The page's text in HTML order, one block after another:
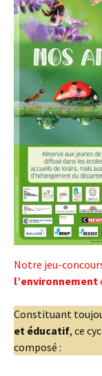
Notre jeu-
l’environnement
Constituant
et éducatif, ce
composé :